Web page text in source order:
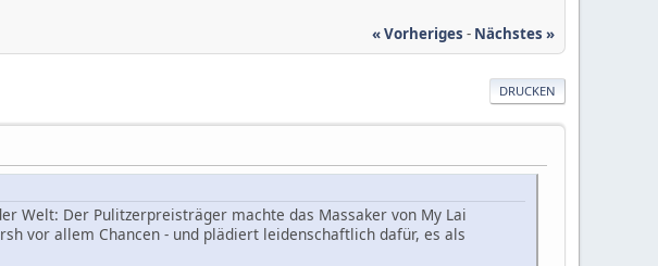
« Vorheriges - Nächstes »
DRUCKEN
Welt: Der Pulitzerpreisträger machte das Massaker von My Lai
vor allem Chancen - und plädiert leidenschaftlich dafür, es als